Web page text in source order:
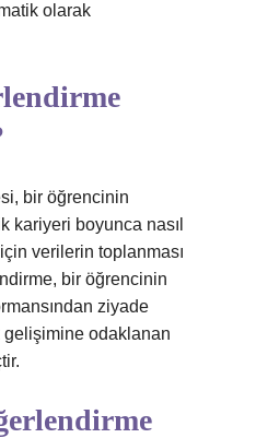
olarak
bir öğrencinin
kariyeri boyunca nasıl
verilerin toplanması
bir öğrencinin
ziyade
odaklanan